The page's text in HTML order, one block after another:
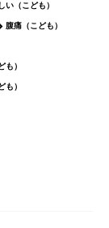
い（こども）
腹痛（こども）
も）
も）